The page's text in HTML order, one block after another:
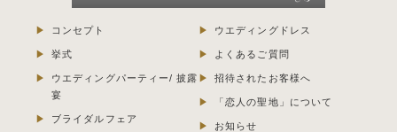
コンセプト
挙式
ウエディングパーティー/ 披露
宴
ブライダルフェア
ウエディングドレス
よくあるご質問
招待されたお客様へ
「恋人の聖地」について
お知らせ